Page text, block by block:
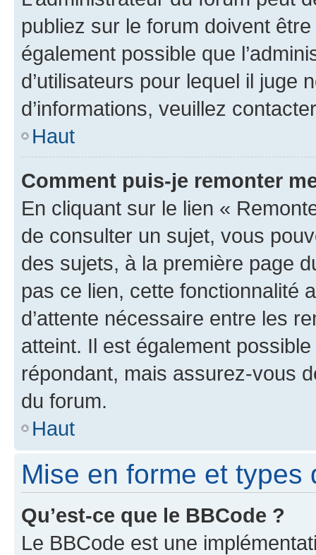
publiez sur le forum doivent
également possible que
d’utilisateurs pour lequel il juge
d’informations, veuillez
Haut
Comment puis-je remonter
En cliquant sur le lien «
de consulter un sujet, vous
des sujets, à la première page
pas ce lien, cette fonctionnalité
d’attente nécessaire entre les
atteint. Il est également
répondant, mais assurez-vous
du forum.
Haut
Mise en forme et types
Qu’est-ce que le BBCode ?
Le BBCode est une